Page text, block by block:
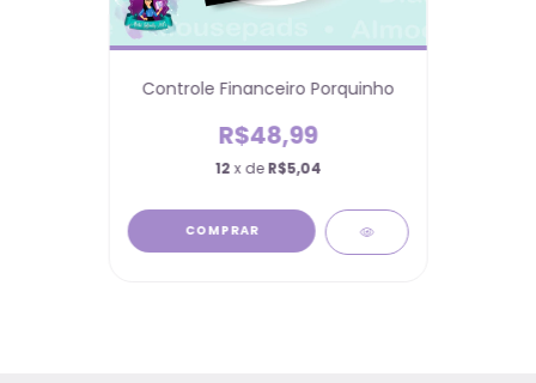
Controle Financeiro Porquinho
R$48,99
12 x deR$5,04
COMPRAR